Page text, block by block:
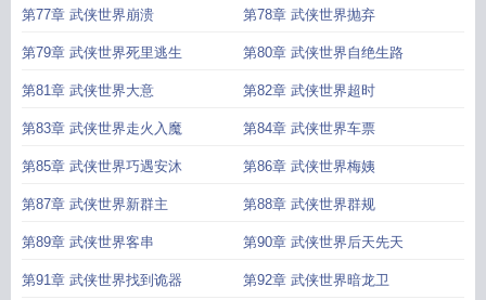
第77章 武侠世界崩溃 第78章 武侠世界抛弃
第79章 武侠世界死里逃生 第80章 武侠世界自绝生路
第81章 武侠世界大意 第82章 武侠世界超时
第83章 武侠世界走火入魔 第84章 武侠世界车票
第85章 武侠世界巧遇安沐 第86章 武侠世界梅姨
第87章 武侠世界新群主 第88章 武侠世界群规
第89章 武侠世界客串 第90章 武侠世界后天先天
第91章 武侠世界找到诡器 第92章 武侠世界暗龙卫